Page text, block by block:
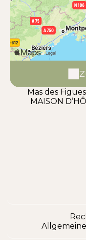
Mas des
MAISON